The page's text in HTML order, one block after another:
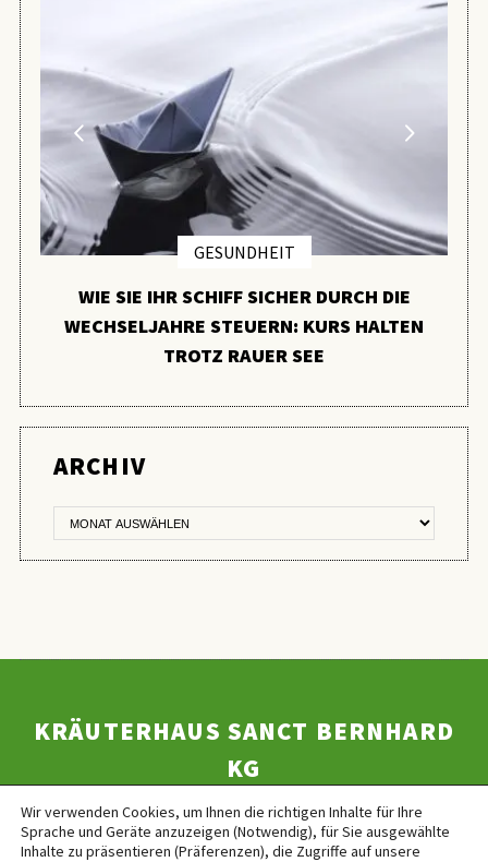
GESUNDHEIT
WIE SIE IHR SCHIFF SICHER DURCH DIE
WECHSELJAHRE STEUERN: KURS HALTEN
TROTZ RAUER SEE
ARCHIV
KRÄUTERHAUS SANCT BERNHARD
KG
(0)7334 / 9654-0 | Telefax +49 (0) 7334 / 9654-44 |
info@kraeuterhaus.de
Wir verwenden Cookies, um Ihnen die richtigen Inhalte für Ihre
Sprache und Geräte anzuzeigen (Notwendig), für Sie ausgewählte
Inhalte zu präsentieren (Präferenzen), die Zugriffe auf unsere